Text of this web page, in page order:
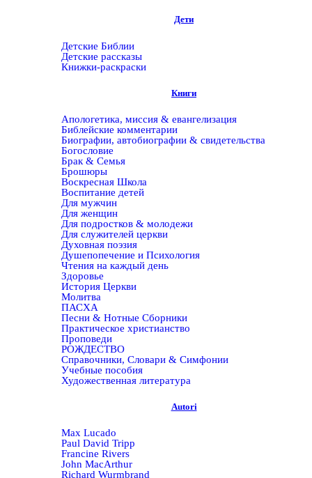
Дети
Детские Библии
Детские рассказы
Книжки-раскраски
Книги
Апологетика, миссия & евангелизация
Библейские комментарии
Биографии, автобиографии & свидетельства
Богословие
Брак & Семья
Брошюры
Воскресная Школа
Воспитание детей
Для мужчин
Для женщин
Для подростков & молодежи
Для служителей церкви
Духовная поэзия
Душепопечение и Психология
Чтения на каждый день
Здоровье
История Церкви
Молитва
ПАСХА
Песни & Нотные Сборники
Практическое христианство
Проповеди
РОЖДЕСТВО
Справочники, Словари & Симфонии
Учебные пособия
Художественная литература
Autori
Max Lucado
Paul David Tripp
Francine Rivers
John MacArthur
Richard Wurmbrand